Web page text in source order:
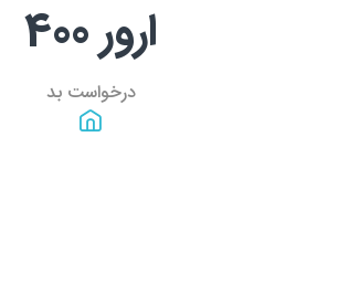
ارور400
درخواست بد